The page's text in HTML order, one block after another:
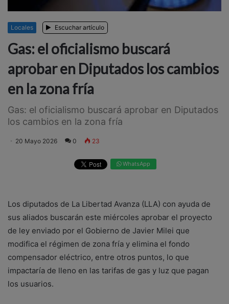
Locales Escuchar artículo
Gas: el oficialismo buscará
aprobar en Diputados los cambios
en la zona fría
Gas: el oficialismo buscará aprobar en Diputados
los cambios en la zona fría
20 Mayo 2026 0 23
WhatsApp
Los diputados de La Libertad Avanza (LLA) con ayuda de
sus aliados buscarán este miércoles aprobar el proyecto
de ley enviado por el Gobierno de Javier Milei que
modifica el régimen de zona fría y elimina el fondo
compensador eléctrico, entre otros puntos, lo que
impactaría de lleno en las tarifas de gas y luz que pagan
los usuarios.